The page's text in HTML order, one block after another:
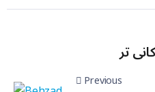
تر
Previous